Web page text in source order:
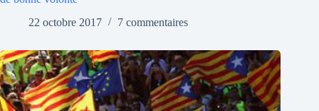
22 octobre 2017
7 commentaires